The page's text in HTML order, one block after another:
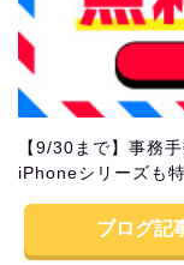
【9/30まで】事務
iPhoneシリーズも
ブログ記